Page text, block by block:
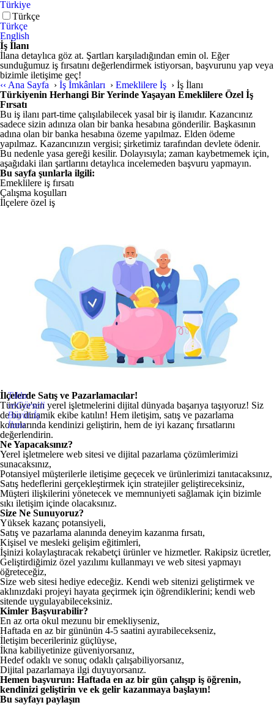
Türkiye
Türkçe
Türkçe
English
İş İlanı
İlana detaylıca göz at. Şartları karşıladığından emin ol. Eğer
sunduğumuz iş fırsatını değerlendirmek istiyorsan, başvurunu yap veya
bizimle iletişime geç!
‹‹ Ana Sayfa › İş İmkânları › Emeklilere İş › İş İlanı
Türkiyenin Herhangi Bir Yerinde Yaşayan Emeklilere Özel İş
Fırsatı
Bu iş ilanı part-time çalışılabilecek yasal bir iş ilanıdır. Kazancınız
sadece sizin adınıza olan bir banka hesabına gönderilir. Başkasının
adına olan bir banka hesabına özeme yapılmaz. Elden ödeme
yapılmaz. Kazancınızın vergisi; şirketimiz tarafından devlete ödenir.
Bu nedenle yasa gereği kesilir. Dolayısıyla; zaman kaybetmemek için,
aşağıdaki ilan şartlarını detaylıca incelemeden başvuru yapmayın.
Bu sayfa şunlarla ilgili:
Emeklilere iş fırsatı
Çalışma koşulları
İlçelere özel iş
Tıkla
veGörseli
Büyüt:İş
İlanı
İlçelerde Satış ve Pazarlamacılar!
Türkiye'nin yerel işletmelerini dijital dünyada başarıya taşıyoruz! Siz
de bu dinamik ekibe katılın! Hem iletişim, satış ve pazarlama
konularında kendinizi geliştirin, hem de iyi kazanç fırsatlarını
değerlendirin.
Ne Yapacaksınız?
Yerel işletmelere web sitesi ve dijital pazarlama çözümlerimizi
sunacaksınız,
Potansiyel müşterilerle iletişime geçecek ve ürünlerimizi tanıtacaksınız,
Satış hedeflerini gerçekleştirmek için stratejiler geliştireceksiniz,
Müşteri ilişkilerini yönetecek ve memnuniyeti sağlamak için bizimle
sıkı iletişim içinde olacaksınız.
Size Ne Sunuyoruz?
Yüksek kazanç potansiyeli,
Satış ve pazarlama alanında deneyim kazanma fırsatı,
Kişisel ve mesleki gelişim eğitimleri,
İşinizi kolaylaştıracak rekabetçi ürünler ve hizmetler. Rakipsiz ücretler,
Geliştirdiğimiz özel yazılımı kullanmayı ve web sitesi yapmayı
öğreteceğiz,
Size web sitesi hediye edeceğiz. Kendi web sitenizi geliştirmek ve
aklınızdaki projeyi hayata geçirmek için öğrendiklerini; kendi web
sitende uygulayabileceksiniz.
Kimler Başvurabilir?
En az orta okul mezunu bir emekliyseniz,
Haftada en az bir gününün 4-5 saatini ayırabilecekseniz,
İletişim becerileriniz güçlüyse,
İkna kabiliyetinize güveniyorsanız,
Hedef odaklı ve sonuç odaklı çalışabiliyorsanız,
Dijital pazarlamaya ilgi duyuyorsanız.
Hemen başvurun: Haftada en az bir gün çalışıp iş öğrenin,
kendinizi geliştirin ve ek gelir kazanmaya başlayın!
Bu sayfayı paylaşın